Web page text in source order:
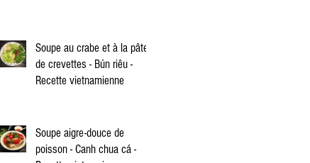
Soupe au crabe et à la pâte
de crevettes - Bún riêu -
Recette vietnamienne
Soupe aigre-douce de
poisson - Canh chua cá -